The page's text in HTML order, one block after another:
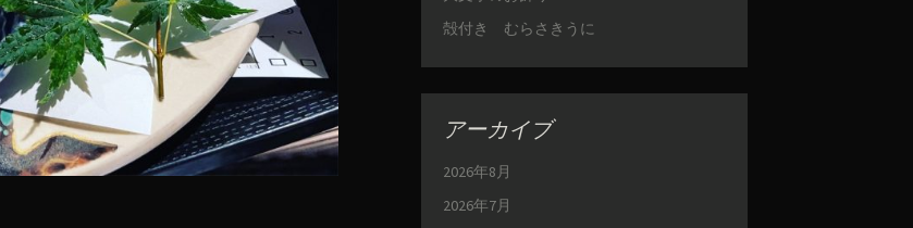
殻付き むらさきうに
アーカイブ
2026年8月
2026年7月